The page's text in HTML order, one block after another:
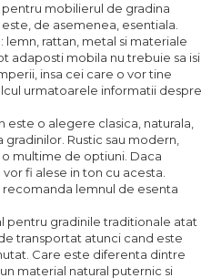
mobilierul de gradina
de asemenea, esentiala.
lemn, rattan, metal si materiale
adaposti mobila nu trebuie sa isi
insa cei care o vor tine
urmatoarele informatii despre
este o alegere clasica, naturala,
Rustic sau modern,
multime de optiuni. Daca
fi alese in ton cu acesta.
recomanda lemnul de esenta
pentru gradinile traditionale atat
transportat atunci cand este
Care este diferenta dintre
material natural puternic si